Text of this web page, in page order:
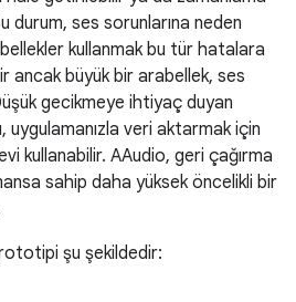
durum, ses sorunlarına neden
kullanmak bu tür hatalara
ancak büyük bir arabellek, ses
gecikmeye ihtiyaç duyan
uygulamanızla veri aktarmak için
kullanabilir. AAudio, geri çağırma
sahip daha yüksek öncelikli bir
şu şekildedir: